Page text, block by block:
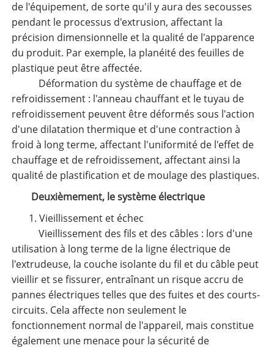
de l'équipement, de sorte qu'il y aura des secousses
pendant le processus d'extrusion, affectant la
précision dimensionnelle et la qualité de l'apparence
du produit. Par exemple, la planéité des feuilles de
plastique peut être affectée.
Déformation du système de chauffage et de
refroidissement : l'anneau chauffant et le tuyau de
refroidissement peuvent être déformés sous l'action
d'une dilatation thermique et d'une contraction à
froid à long terme, affectant l'uniformité de l'effet de
chauffage et de refroidissement, affectant ainsi la
qualité de plastification et de moulage des plastiques.
Deuxièmement, le système électrique
1. Vieillissement et échec
Vieillissement des fils et des câbles : lors d'une
utilisation à long terme de la ligne électrique de
l'extrudeuse, la couche isolante du fil et du câble peut
vieillir et se fissurer, entraînant un risque accru de
pannes électriques telles que des fuites et des courts-
circuits. Cela affecte non seulement le
fonctionnement normal de l'appareil, mais constitue
également une menace pour la sécurité de